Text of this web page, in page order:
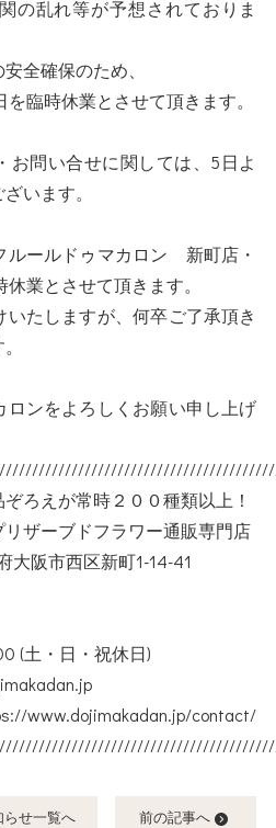
の乱れ等が予想されておりま
全確保のため、
臨時休業とさせて頂きます。
お問い合せに関しては、5日よ
います。
ルールドゥマカロン 新町店・
業とさせて頂きます。
たしますが、何卒ご了承頂き
ンをよろしくお願い申し上げ
ろえが常時２００種類以上！
ザーブドフラワー通販専門店
大阪市西区新町1-14-41
(土・日・祝休日)
www.dojimakadan.jp/contact/
らせ一覧へ 前の記事へ